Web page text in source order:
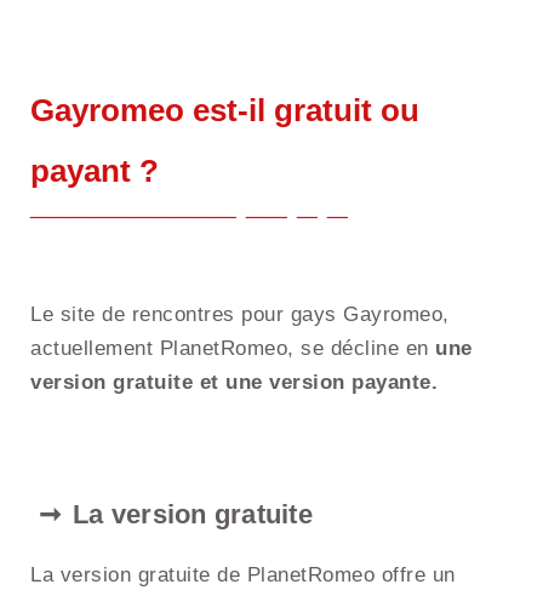
Gayromeo est-il gratuit ou
payant ?
Le site de rencontres pour gays Gayromeo,
actuellement PlanetRomeo, se décline en une
version gratuite et une version payante.
La version gratuite
La version gratuite de PlanetRomeo offre un